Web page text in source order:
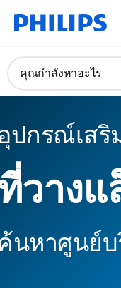
คุณกำลังหาอะไร
ปกรณ์เสริ
วางแ
นหาศูนย์บ